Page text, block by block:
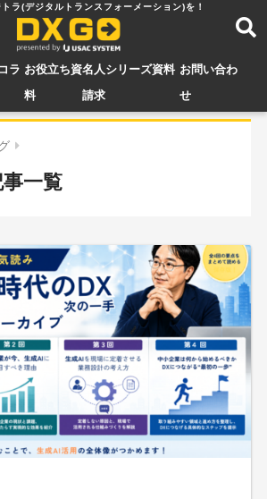
ラ お役立ち資
料
名人シリーズ資料
請求
お問い合わ
せ
事一覧